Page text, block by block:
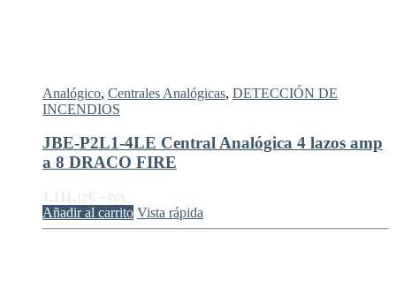
Analógico, Centrales Analógicas, DETECCIÓN DE
INCENDIOS
JBE-P2L1-4LE Central Analógica 4 lazos amp
a 8 DRACO FIRE
1.111, 12€ + IVA
Añadir al carrito Vista rápida